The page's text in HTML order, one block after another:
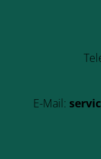
E-Mail: